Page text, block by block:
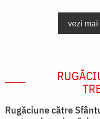
vezi
Rugăciune către